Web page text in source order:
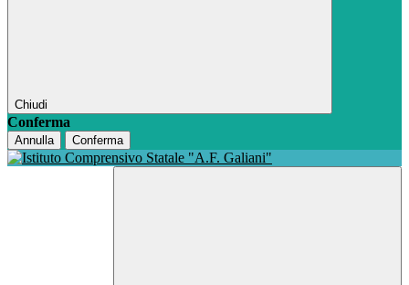
Chiudi
Conferma
Annulla Conferma